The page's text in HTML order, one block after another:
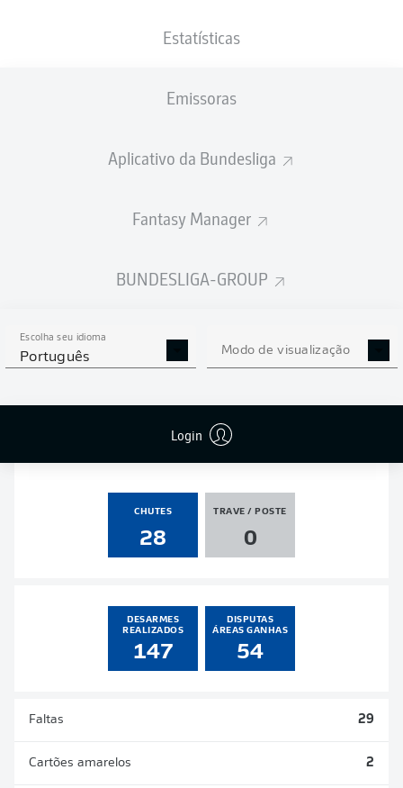
Estatísticas
Emissoras
Aplicativo da Bundesliga
Fantasy Manager
BUNDESLIGA-GROUP
Escolha seu idioma
Português Modo de visualização
Login
ESTATÍSTICAS DA
TEMPORADA 2022/2023
GOLS ASSISTÊNCIAS PÊNALTIS
CHUTES
28
TRAVE / POSTE
0
DESARMES
REALIZADOS
147
DISPUTAS
ÁREAS GANHAS
54
Faltas 29
Cartões amarelos 2